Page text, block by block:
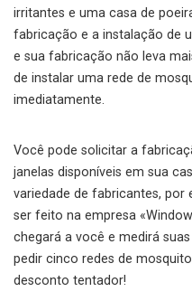
irritantes e uma casa de
fabricação e a instalação de
e sua fabricação não leva
de instalar uma rede de
imediatamente.
Você pode solicitar a
janelas disponíveis em sua
variedade de fabricantes, por
ser feito na empresa
chegará a você e medirá
pedir cinco redes de
desconto tentador!